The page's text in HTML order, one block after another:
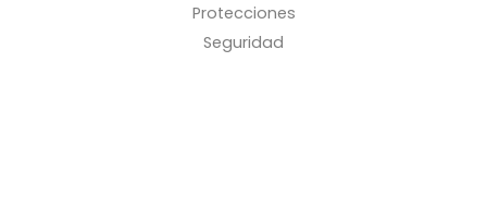
Protecciones
Seguridad